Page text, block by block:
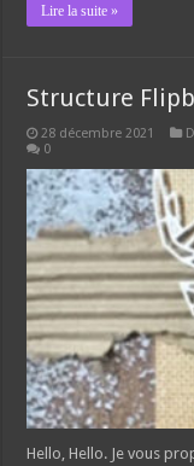
Lire la suite »
Structure
28 décembre 2021
0
Hello, Hello. Je vous